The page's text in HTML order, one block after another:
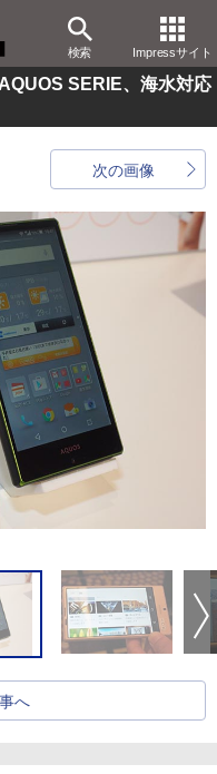
検索 Impressサイト
SERIE、海水対応
次の画像
へ